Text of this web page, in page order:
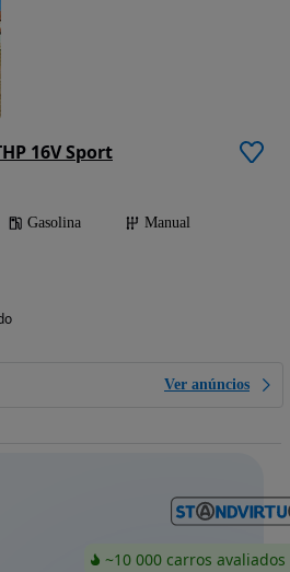
16V Sport
Gasolina
Manual
Ver anúncios
~10 000 carros